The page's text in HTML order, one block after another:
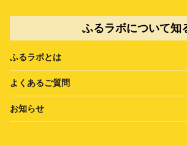
ふるラボについて知
ふるラボとは
よくあるご質問
お知らせ